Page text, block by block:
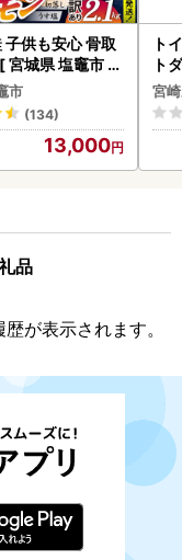
子供も安心 骨取
宮城県 塩竈市 ]
市
(134)
13,000
ト
ト
速
宮
品
が表示されます。